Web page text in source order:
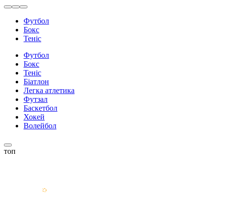
Футбол
Бокс
Теніс
Футбол
Бокс
Теніс
Біатлон
Легка атлетика
Футзал
Баскетбол
Хокей
Волейбол
топ